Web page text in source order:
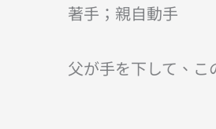
著手；親自動手
父が手を下して、こ